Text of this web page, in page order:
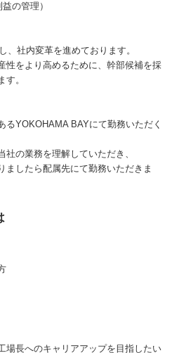
の管理）
、社内変革を進めております。
性をより高めるために、幹部候補を採
。
るYOKOHAMA BAYにて勤務いただく
の業務を理解していただき、
ましたら配属先にて勤務いただきま
場長へのキャリアアップを目指したい